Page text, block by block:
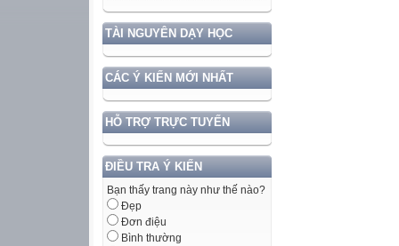
TÀI NGUYÊN DẠY HỌC
CÁC Ý KIẾN MỚI NHẤT
HỖ TRỢ TRỰC TUYẾN
ĐIỀU TRA Ý KIẾN
Bạn thấy trang này như thế nào?
Đẹp
Đơn điệu
Bình thường